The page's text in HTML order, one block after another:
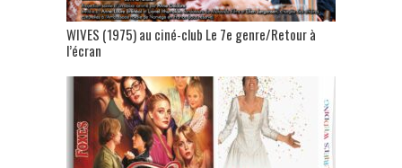
WIVES (1975) au ciné-club Le 7e genre/Retour à
l’écran